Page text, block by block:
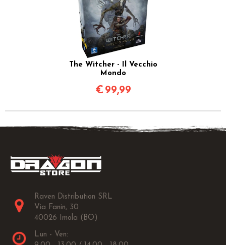
The Witcher - Il Vecchio
Mondo
€ 99,99
Raven Distribution SRL
Via Fanin, 30
40026 Imola (BO)
Lun - Ven: